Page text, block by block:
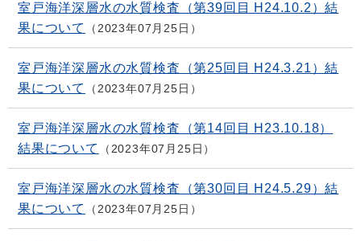
室戸海洋深層水の水質検査（第39回目 H24.10.2）結
果について
2023年07月25日
室戸海洋深層水の水質検査（第25回目 H24.3.21）結
果について
2023年07月25日
室戸海洋深層水の水質検査（第14回目 H23.10.18）
結果について
2023年07月25日
室戸海洋深層水の水質検査（第30回目 H24.5.29）結
果について
2023年07月25日